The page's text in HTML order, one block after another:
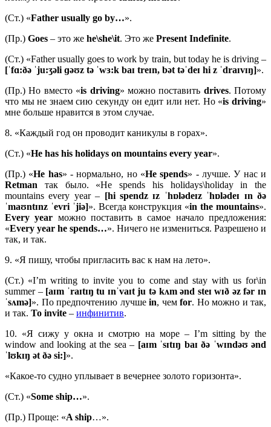
(Ст.) «Father usually go by…».
(Пр.) Goes – это же he\she\it. Это же Present Indefinite.
(Ст.) «Father usually goes to work by train, but today he is driving –
[ˈfɑ:ðə ˈju:ʒəli ɡəʊz tə ˈwɜ:k baɪ treɪn, bət təˈdeɪ hi z ˈdraɪvɪŋ]».
(Пр.) Но вместо «is driving» можно поставить drives. Потому
что мы не знаем сию секунду он едит или нет. Но «isdriving»
мне больше нравится в этом случае.
8. «Каждый год он проводит каникулы в горах».
(Ст.) «He has his holidays on mountains every year».
(Пр.) «He has» - нормально, но «Hespends» - лучше. У нас и
Retman так было. «He spends his holidays\holiday in the
mountains every year – [hi spendz ɪz ˈhɒlədeɪz ˈhɒlədeɪ ɪn ðə
ˈmaʊntɪnz ˈevri ˈjiə]». Всегда конструкция «inthemountains».
Everyyear можно поставить в самое начало предложения:
«Every year he spends…». Ничего не измениться. Разрешено и
так, и так.
9. «Я пишу, чтобы пригласить вас к нам на лето».
(Ст.) «I’m writing to invite you to come and stay with us for\in
summer –[aɪm ˈraɪtɪŋ tu ɪnˈvaɪt ju tə kʌm ənd steɪ wɪð əz fər ɪn
ˈsʌmə]». По предпочтению лучше in, чем for. Но можно и так,
и так. To invite – инфинитив.
10. «Я сижу у окна и смотрю на море – I’m sitting by the
window and looking at the sea – [aɪm ˈsɪtɪŋ baɪ ðə ˈwɪndəʊ ənd
ˈlʊkɪŋ ət ðə si:]».
«Какое-то судно уплывает в вечернее золото горизонта».
(Ст.) «Some ship…».
(Пр.) Проще: «A ship…».